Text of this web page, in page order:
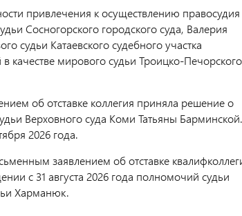
привлечения к осуществлению правосудия
Сосногорского городского суда, Валерия
судьи Катаевского судебного участка
качестве мирового судьи Троицко-Печорского
об отставке коллегия приняла решение о
Верховного суда Коми Татьяны Барминской.
2026 года.
заявлением об отставке
с 31 августа 2026 года полномочий судьи
Харманюк.